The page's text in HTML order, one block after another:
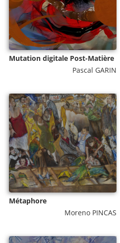
Mutation digitale Post-Matière
Pascal GARIN
Métaphore
Moreno PINCAS